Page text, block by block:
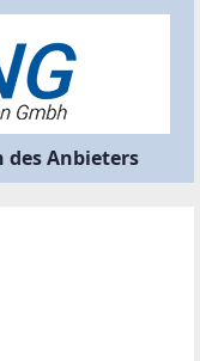
des Anbieters